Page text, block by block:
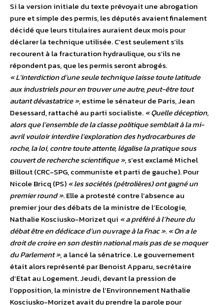
Si la version initiale du texte prévoyait une abrogation
pure et simple des permis, les députés avaient finalement
décidé que leurs titulaires auraient deux mois pour
déclarer la technique utilisée. C’est seulement s’ils
recourent à la fracturation hydraulique, ou s’ils ne
répondent pas, que les permis seront abrogés.
« L’interdiction d’une seule technique laisse toute latitude
aux industriels pour en trouver une autre, peut-être tout
autant dévastatrice », estime le sénateur de Paris, Jean
Desessard, rattaché au parti socialiste.« Quelle déception,
alors que l’ensemble de la classe politique semblait à la mi-
avril vouloir interdire l’exploration des hydrocarbures de
roche, la loi, contre toute attente, légalise la pratique sous
couvert de recherche scientifique », s’est exclamé Michel
Billout (CRC-SPG, communiste et parti de gauche). Pour
Nicole Bricq (PS)« les sociétés (pétrolières) ont gagné un
premier round ». Elle a protesté contre l’absence au
premier jour des débats de la ministre de l’Ecologie,
Nathalie Kosciusko-Morizet qui « a préféré à l’heure du
débat être en dédicace d’un ouvrage à la Fnac ».« On a le
droit de croire en son destin national mais pas de se moquer
du Parlement », a lancé la sénatrice. Le gouvernement
était alors représenté par Benoist Apparu, secrétaire
d’Etat au Logement. Jeudi, devant la pression de
l’opposition, la ministre de l’Environnement Nathalie
Kosciusko-Morizet avait du prendre la parole pour